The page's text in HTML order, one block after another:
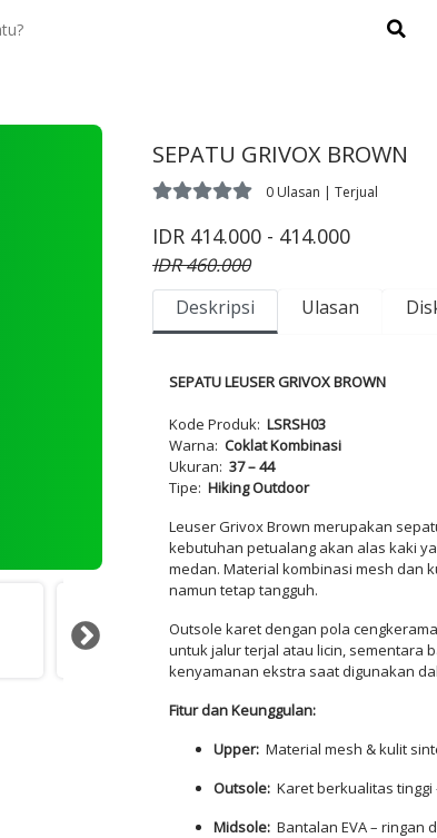
SEPATU GRIVOX BROWN
0 Ulasan | Terjual
IDR 414.000 - 414.000
IDR 460.000
Deskripsi
Ulasan
SEPATU LEUSER GRIVOX BROWN
Kode Produk: LSRSH03
Warna: Coklat Kombinasi
Ukuran: 37 – 44
Tipe: Hiking Outdoor
Leuser Grivox Brown merupakan
kebutuhan petualang akan alas kaki
medan. Material kombinasi mesh dan
namun tetap tangguh.
Outsole karet dengan pola
untuk jalur terjal atau licin, sementara
kenyamanan ekstra saat digunakan
Fitur dan Keunggulan:
Upper: Material mesh & kulit
Outsole: Karet berkualitas
Midsole: Bantalan EVA – ringan